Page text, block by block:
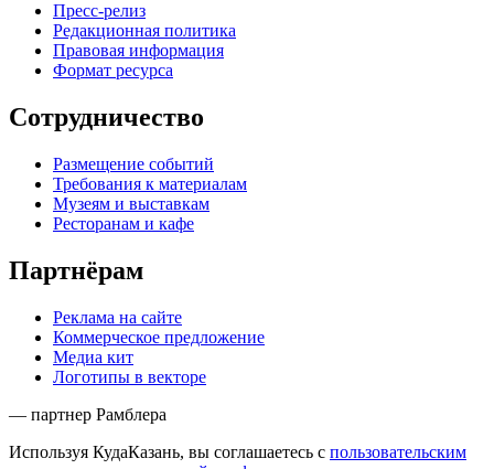
Пресс-релиз
Редакционная политика
Правовая информация
Формат ресурса
Сотрудничество
Размещение событий
Требования к материалам
Музеям и выставкам
Ресторанам и кафе
Партнёрам
Реклама на сайте
Коммерческое предложение
Медиа кит
Логотипы в векторе
— партнер Рамблера
Используя КудаКазань, вы соглашаетесь с пользовательским